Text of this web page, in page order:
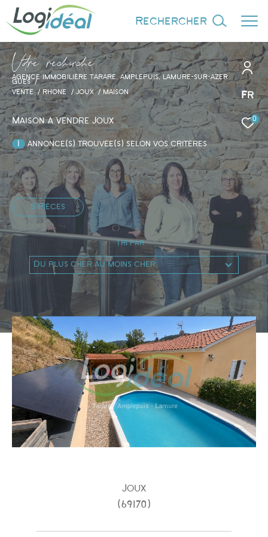
Fr
0
rechercher
Vore recece
AGENCE IMMOBILIÈRE TARARE, AMPLEPUIS, LAMURE-SUR-AZER
GUES
VENTE RHONE JOUX MAISON
Maison à vendre Joux
annonce(s) trouvée(s) selon vos critères
5 Pièces
Tri par
Du plus cher au moins cher
Joux
(69170)
Effectuer une recherche
et trouver le bien qui correspond à vos
critères
Type d'offre
Vente
Type de bien
Type de bien
Budget
PIÈCES